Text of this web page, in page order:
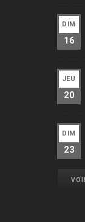
DIM
16
JEU
20
DIM
23